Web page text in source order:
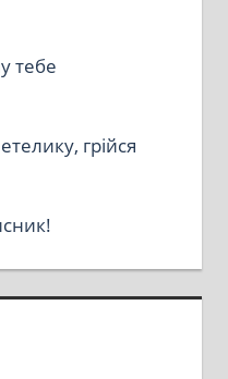
тебе
грійся